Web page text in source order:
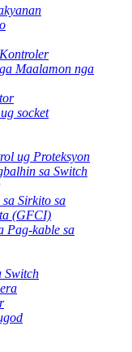
Maalamon nga
socket
ug Proteksyon
sa Switch
Sirkito sa
(GFCI)
Pag-kable sa
Switch